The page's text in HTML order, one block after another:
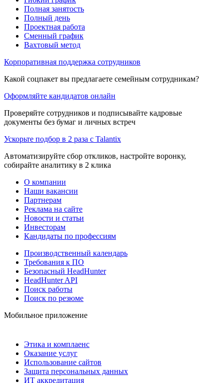
Полная занятость
Полный день
Проектная работа
Сменный график
Вахтовый метод
Корпоративная поддержка сотрудников
Какой соцпакет вы предлагаете семейным сотрудникам?
Оформляйте кандидатов онлайн
Проверяйте сотрудников и подписывайте кадровые
документы без бумаг и личных встреч
Ускорьте подбор в 2 раза с Talantix
Автоматизируйте сбор откликов, настройте воронку,
собирайте аналитику в 2 клика
О компании
Наши вакансии
Партнерам
Реклама на сайте
Новости и статьи
Инвесторам
Кандидаты по профессиям
Производственный календарь
Требования к ПО
Безопасный HeadHunter
HeadHunter API
Поиск работы
Поиск по резюме
Мобильное приложение
Этика и комплаенс
Оказание услуг
Использование сайтов
Защита персональных данных
ИТ аккредитация